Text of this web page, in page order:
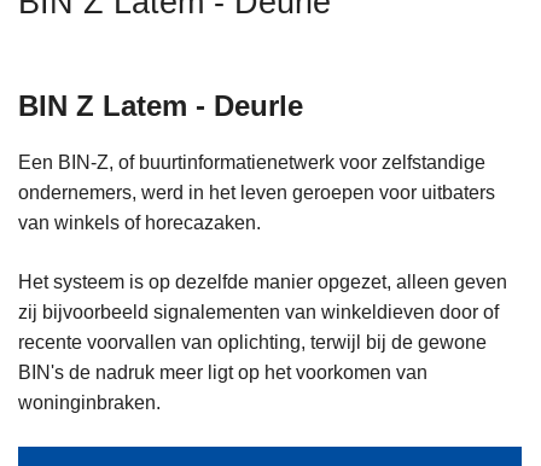
BIN Z Latem - Deurle
Een BIN-Z, of buurtinformatienetwerk voor zelfstandige
ondernemers, werd in het leven geroepen voor uitbaters
van winkels of horecazaken.
Het systeem is op dezelfde manier opgezet, alleen geven
zij bijvoorbeeld signalementen van winkeldieven door of
recente voorvallen van oplichting, terwijl bij de gewone
BIN's de nadruk meer ligt op het voorkomen van
woninginbraken.